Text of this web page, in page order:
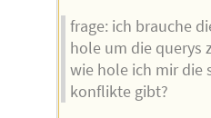
frage: ich brauche
hole um die querys
wie hole ich mir die
konflikte gibt?